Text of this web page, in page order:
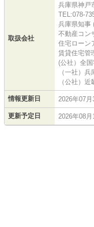
取扱会社
兵庫県神戸
TEL:078-
兵庫県知事
不動産コン
住宅ローン
賃貸住宅管
(公社）全
（一社）
（公社）
情報更新日 2026年07月
更新予定日 2026年08月